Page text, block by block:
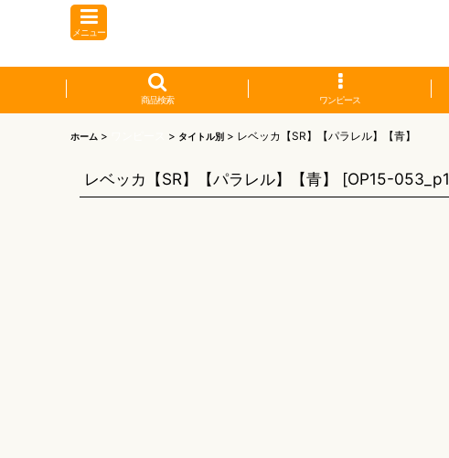
メニュー
商品検索 ワンピース
ホーム > > タイトル別 > レベッカ【SR】【パラレル】【青】
レベッカ【SR】【パラレル】【青】 [OP15-053_p1